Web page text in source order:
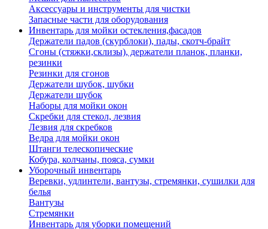
Аксессуары и инструменты для чистки
Запасные части для оборудования
Инвентарь для мойки остекления,фасадов
Держатели падов (скурблоки), пады, скотч-брайт
Сгоны (стяжки,склизы), держатели планок, планки,
резинки
Резинки для сгонов
Держатели шубок, шубки
Держатели шубок
Наборы для мойки окон
Скребки для стекол, лезвия
Лезвия для скребков
Ведра для мойки окон
Штанги телескопические
Кобура, колчаны, пояса, сумки
Уборочный инвентарь
Веревки, удлинтели, вантузы, стремянки, сушилки для
белья
Вантузы
Стремянки
Инвентарь для уборки помещений